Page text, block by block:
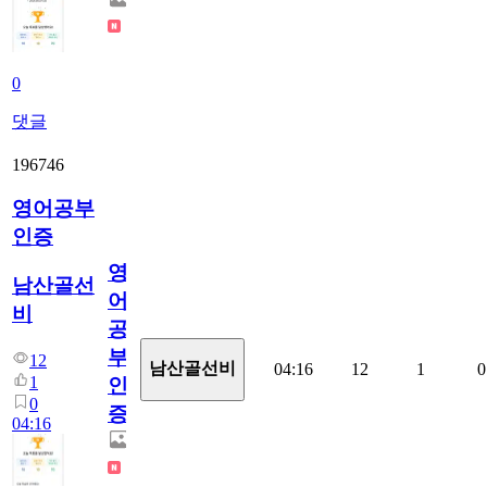
0
댓글
196746
영어공부
인증
남산골선
비
12
1
0
04:16
영
어
공
부
인
증
남산골선비 04:16 12 1 0